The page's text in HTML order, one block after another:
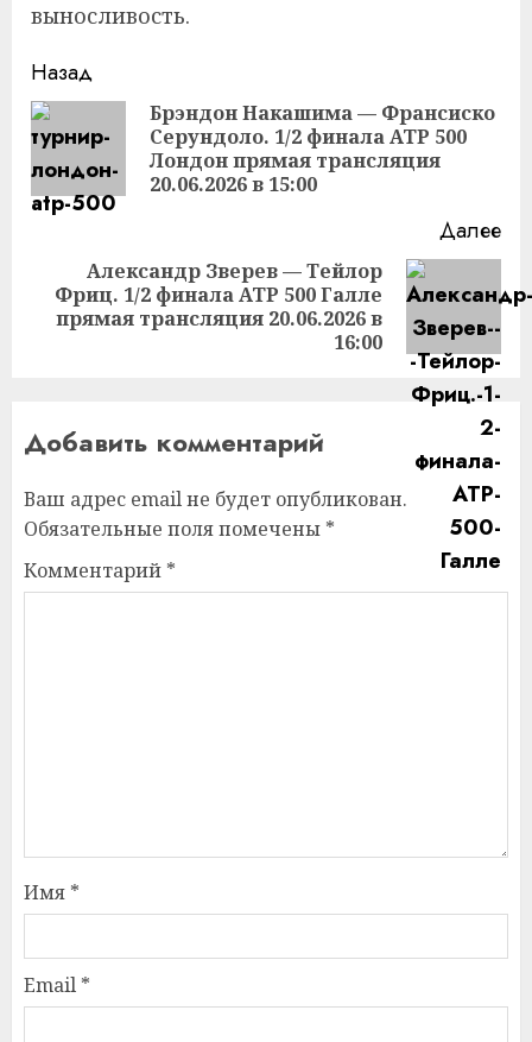
выносливость.
Продолжить
чтение
Назад
Брэндон Накашима — Франсиско
Серундоло. 1/2 финала ATP 500
Лондон прямая трансляция
20.06.2026 в 15:00
Далее
Следующая
запись:
Александр Зверев — Тейлор
Фриц. 1/2 финала ATP 500 Галле
прямая трансляция 20.06.2026 в
16:00
Добавить комментарий
Ваш адрес email не будет опубликован.
Обязательные поля помечены *
Комментарий *
Имя *
Email *